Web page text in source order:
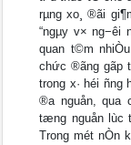
rµng xo¸ ®ãi
“ngµy v× ng−êi
quan t©m
chức ®ãng gãp
trong x· héi
®a nguån, qua
tæng nguån lùc
Trong mét nÒn